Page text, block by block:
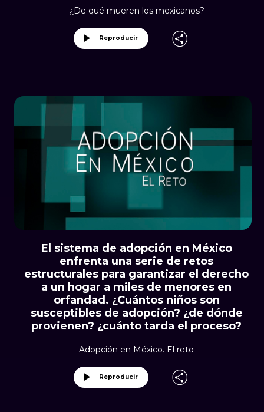
¿De qué mueren los mexicanos?
Reproducir
El sistema de adopción en México
enfrenta una serie de retos
estructurales para garantizar el derecho
a un hogar a miles de menores en
orfandad. ¿Cuántos niños son
susceptibles de adopción? ¿de dónde
provienen? ¿cuánto tarda el proceso?
Adopción en México. El reto
Reproducir